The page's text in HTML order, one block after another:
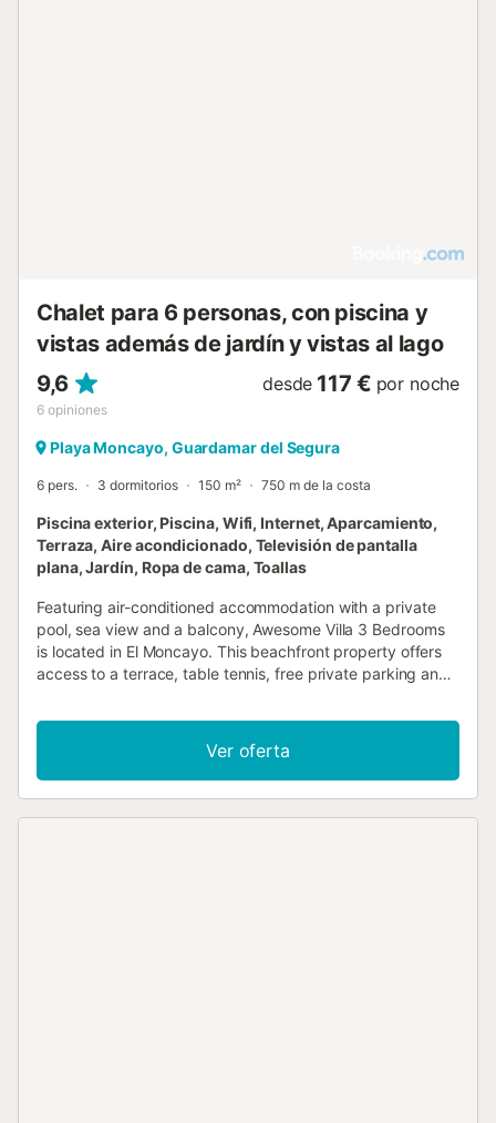
Chalet para 6 personas, con piscina y
vistas además de jardín y vistas al lago
9,6
6 opiniones
desde 117 € por noche
Playa Moncayo, Guardamar del Segura
6 pers. 3 dormitorios 150 m² 750 m de la costa
Piscina exterior, Piscina, Wifi, Internet, Aparcamiento,
Terraza, Aire acondicionado, Televisión de pantalla
plana, Jardín, Ropa de cama, Toallas
Featuring air-conditioned accommodation with a private
pool, sea view and a balcony, Awesome Villa 3 Bedrooms
is located in El Moncayo. This beachfront property offers
access to a terrace, table tennis, free private parking and
Ver oferta